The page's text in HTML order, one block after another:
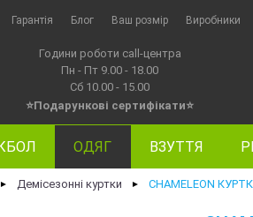
Гарантія Блог Ваш розмір Виробники
Години роботи call-центра
Пн - Пт 9.00 - 18.00
Сб 10.00 - 15.00
⭐Подарункові сертифікати⭐
ОДЯГ ВЗУТТЯ
► Демісезонні куртки ► CHAMELEON